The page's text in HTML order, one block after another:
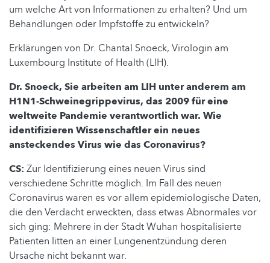
um welche Art von Informationen zu erhalten? Und um
Behandlungen oder Impfstoffe zu entwickeln?
Erklärungen von Dr. Chantal Snoeck, Virologin am
Luxembourg Institute of Health (LIH).
Dr. Snoeck, Sie arbeiten am LIH unter anderem am
H1N1-Schweinegrippevirus, das 2009 für eine
weltweite Pandemie verantwortlich war. Wie
identifizieren Wissenschaftler ein neues
ansteckendes Virus wie das Coronavirus?
CS: Zur Identifizierung eines neuen Virus sind
verschiedene Schritte möglich. Im Fall des neuen
Coronavirus waren es vor allem epidemiologische Daten,
die den Verdacht erweckten, dass etwas Abnormales vor
sich ging: Mehrere in der Stadt Wuhan hospitalisierte
Patienten litten an einer Lungenentzündung deren
Ursache nicht bekannt war.